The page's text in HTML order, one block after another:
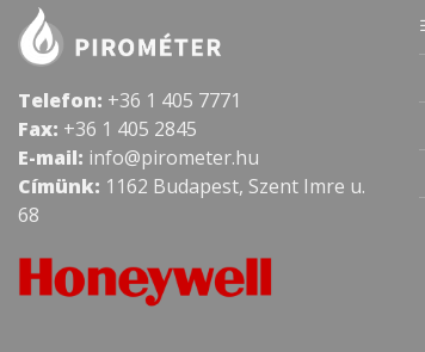
Telefon: +36 1 405 7771
Fax: +36 1 405 2845
E-mail: info@pirometer.hu
Címünk: 1162 Budapest, Szent Imre u.
68